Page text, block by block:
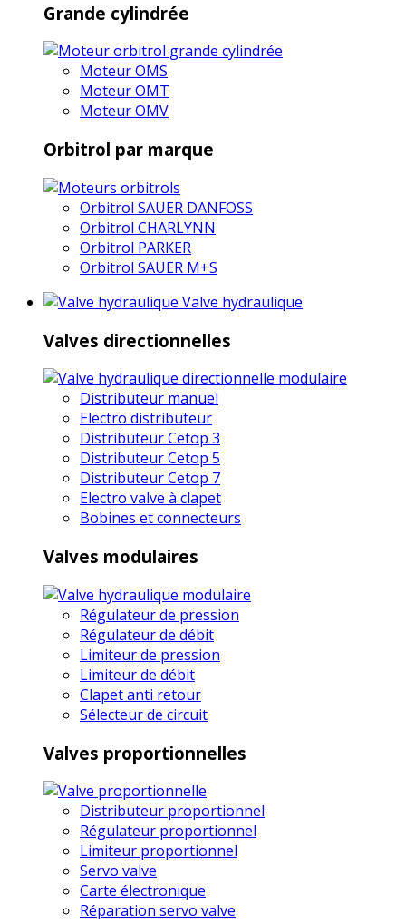
Grande cylindrée
Moteur OMS
Moteur OMT
Moteur OMV
Orbitrol par marque
Orbitrol SAUER DANFOSS
Orbitrol CHARLYNN
Orbitrol PARKER
Orbitrol SAUER M+S
Valve hydraulique
Valves directionnelles
Distributeur manuel
Electro distributeur
Distributeur Cetop 3
Distributeur Cetop 5
Distributeur Cetop 7
Electro valve à clapet
Bobines et connecteurs
Valves modulaires
Régulateur de pression
Régulateur de débit
Limiteur de pression
Limiteur de débit
Clapet anti retour
Sélecteur de circuit
Valves proportionnelles
Distributeur proportionnel
Régulateur proportionnel
Limiteur proportionnel
Servo valve
Carte électronique
Réparation servo valve